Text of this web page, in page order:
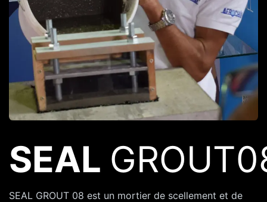
SEAL
SEAL GROUT 08 est un mortier de scellement et de